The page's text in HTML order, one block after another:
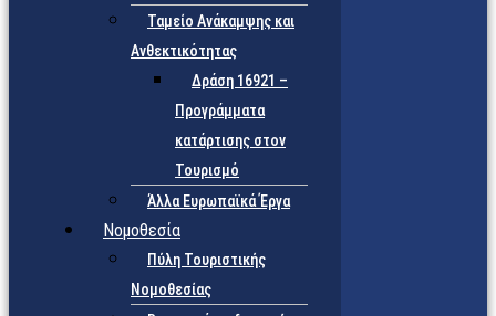
Ταμείο Ανάκαμψης και
Ανθεκτικότητας
Δράση 16921 –
Προγράμματα
κατάρτισης στον
Τουρισμό
Άλλα Ευρωπαϊκά Έργα
Νομοθεσία
Πύλη Τουριστικής
Νομοθεσίας